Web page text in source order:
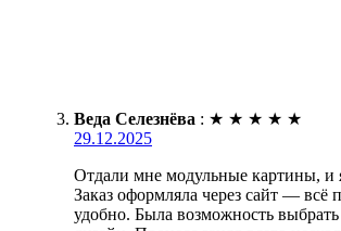
Веда Селезнёва : ★ ★ ★ ★ ★
29.12.2025
Отдали мне модульные картины, и
Заказ оформляла через сайт — всё
удобно. Была возможность